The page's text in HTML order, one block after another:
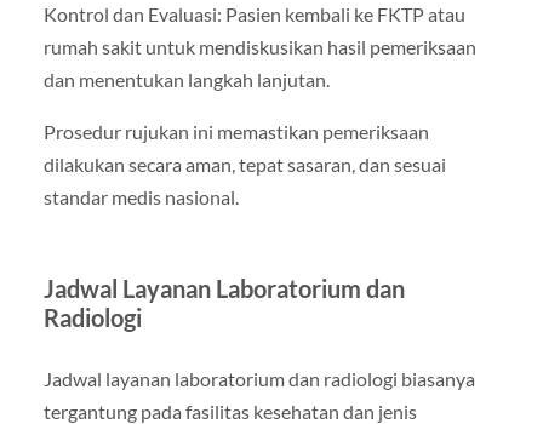
Kontrol dan Evaluasi: Pasien kembali ke FKTP atau
rumah sakit untuk mendiskusikan hasil pemeriksaan
dan menentukan langkah lanjutan.
Prosedur rujukan ini memastikan pemeriksaan
dilakukan secara aman, tepat sasaran, dan sesuai
standar medis nasional.
Jadwal Layanan Laboratorium dan
Radiologi
Jadwal layanan laboratorium dan radiologi biasanya
tergantung pada fasilitas kesehatan dan jenis